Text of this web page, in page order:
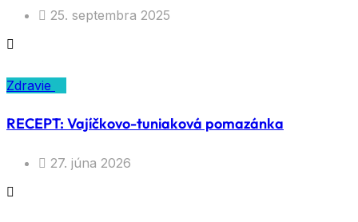
25. septembra 2025
Zdravie
RECEPT: Vajíčkovo-tuniaková pomazánka
27. júna 2026